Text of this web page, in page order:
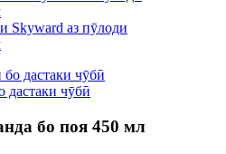
Skyward аз пӯлоди
дастаки чӯбӣ
бо поя 450 мл